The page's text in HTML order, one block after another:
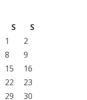
S
S
1
2
8
9
15
16
22
23
29
30